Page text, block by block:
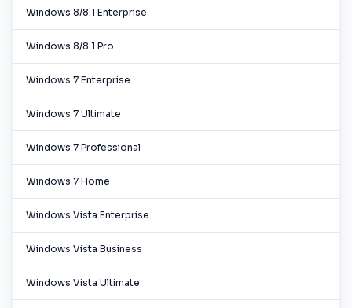
Windows 8/8.1 Enterprise
Windows 8/8.1 Pro
Windows 7 Enterprise
Windows 7 Ultimate
Windows 7 Professional
Windows 7 Home
Windows Vista Enterprise
Windows Vista Business
Windows Vista Ultimate